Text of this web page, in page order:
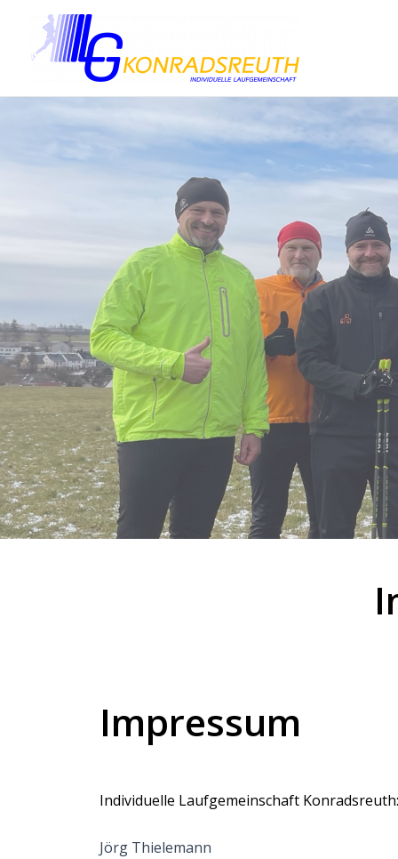
Impressum
Individuelle Laufgemeinschaft Konradsreuth:
Jörg Thielemann